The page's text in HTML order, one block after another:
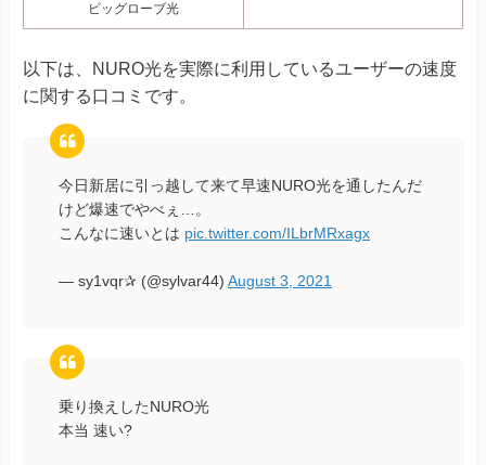
ビッグローブ光
以下は、NURO光を実際に利用しているユーザーの速度
に関する口コミです。
今日新居に引っ越して来て早速NURO光を通したんだ
けど爆速でやべぇ…。
こんなに速いとは pic.twitter.com/ILbrMRxagx
— sy1vqr✰ (@sylvar44) August 3, 2021
乗り換えしたNURO光
本当 速い?